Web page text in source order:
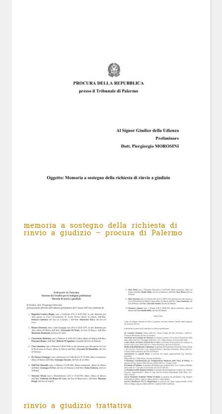
memoria a sostegno della richiesta di
rinvio a giudizio – procura di Palermo
rinvio a giudizio trattativa